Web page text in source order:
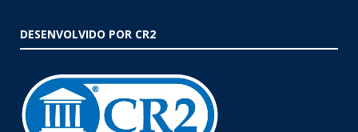
DESENVOLVIDO POR CR2